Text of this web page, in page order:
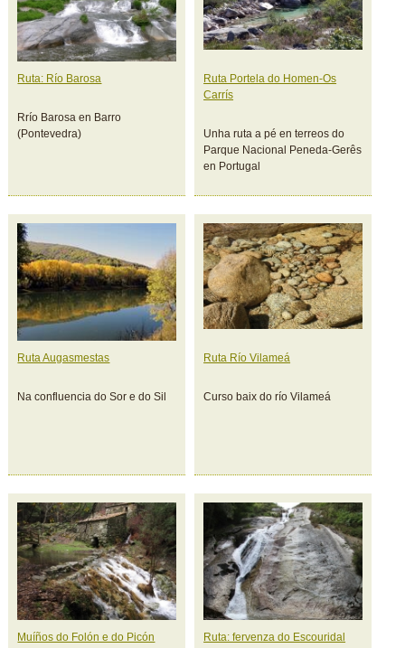
Ruta: Río Barosa
Rrío Barosa en Barro
(Pontevedra)
Ruta Portela do Homen-Os
Carrís
Unha ruta a pé en terreos do
Parque Nacional Peneda-Gerês
en Portugal
Ruta Augasmestas
Na confluencia do Sor e do Sil
Ruta Río Vilameá
Curso baix do río Vilameá
Muíños do Folón e do Picón Ruta: fervenza do Escouridal